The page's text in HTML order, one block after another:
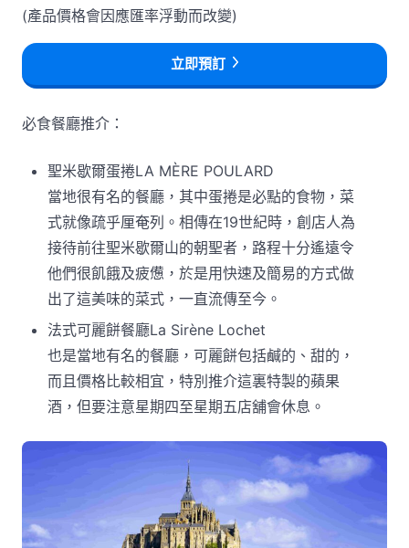
(產品價格會因應匯率浮動而改變)
立即預訂
必食餐廳推介：
聖米歇爾蛋捲LA MÈRE POULARD
當地很有名的餐廳，其中蛋捲是必點的食物，菜
式就像疏乎厘奄列。相傳在19世紀時，創店人為
接待前往聖米歇爾山的朝聖者，路程十分遙遠令
他們很飢餓及疲憊，於是用快速及簡易的方式做
出了這美味的菜式，一直流傳至今。
法式可麗餅餐廳La Sirène Lochet
也是當地有名的餐廳，可麗餅包括鹹的、甜的，
而且價格比較相宜，特別推介這裏特製的蘋果
酒，但要注意星期四至星期五店舖會休息。